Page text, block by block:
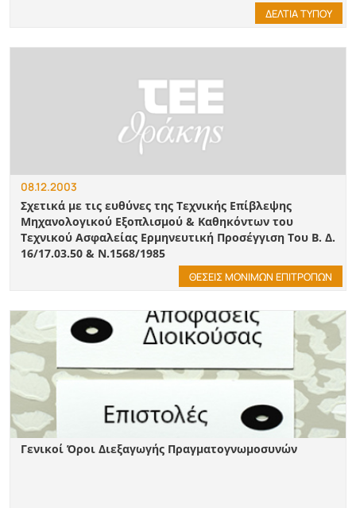
ΔΕΛΤΙΑ ΤΥΠΟΥ
08.12.2003
Σχετικά με τις ευθύνες της Τεχνικής Επίβλεψης
Μηχανολογικού Εξοπλισμού & Καθηκόντων του
Τεχνικού Ασφαλείας Ερμηνευτική Προσέγγιση Του Β. Δ.
16/17.03.50 & Ν.1568/1985
ΘΕΣΕΙΣ ΜΟΝΙΜΩΝ ΕΠΙΤΡΟΠΩΝ
Γενικοί Όροι Διεξαγωγής Πραγματογνωμοσυνών